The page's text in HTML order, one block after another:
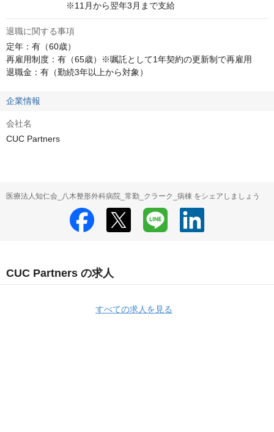
※11月から翌年3月まで支給
退職に関する事項
定年：有（60歳）
再雇用制度：有（65歳）※嘱託として1年契約の更新制で再雇用
退職金：有（勤続3年以上から対象）
企業情報
会社名
CUC Partners
医療法人知仁会_八木整形外科病院_常勤_クラーク_病棟 をシェアしましょう
CUC Partners の求人
すべての求人を見る